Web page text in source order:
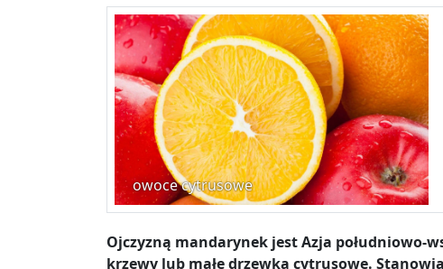
owoce cytrusowe
Ojczyzną mandarynek jest Azja południowo-
krzewy lub małe drzewka cytrusowe.